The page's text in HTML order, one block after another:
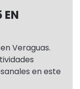
EN
Veraguas.
en este